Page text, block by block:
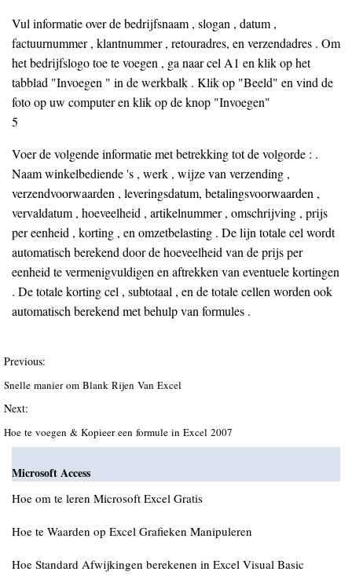
Vul informatie over de bedrijfsnaam , slogan , datum ,
factuurnummer , klantnummer , retouradres, en verzendadres . Om
het bedrijfslogo toe te voegen , ga naar cel A1 en klik op het
tabblad "Invoegen " in de werkbalk . Klik op "Beeld" en vind de
foto op uw computer en klik op de knop "Invoegen"
5
Voer de volgende informatie met betrekking tot de volgorde : .
Naam winkelbediende 's , werk , wijze van verzending ,
verzendvoorwaarden , leveringsdatum, betalingsvoorwaarden ,
vervaldatum , hoeveelheid , artikelnummer , omschrijving , prijs
per eenheid , korting , en omzetbelasting . De lijn totale cel wordt
automatisch berekend door de hoeveelheid van de prijs per
eenheid te vermenigvuldigen en aftrekken van eventuele kortingen
. De totale korting cel , subtotaal , en de totale cellen worden ook
automatisch berekend met behulp van formules .
Previous:
Snelle manier om Blank Rijen Van Excel
Next:
Hoe te voegen & Kopieer een formule in Excel 2007
Microsoft Access
Hoe om te leren Microsoft Excel Gratis
Hoe te Waarden op Excel Grafieken Manipuleren
Hoe Standard Afwijkingen berekenen in Excel Visual Basic